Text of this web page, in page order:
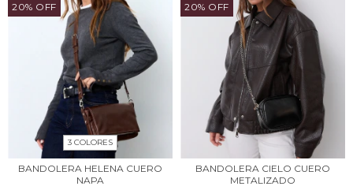
20% OFF
3 COLORES
BANDOLERA HELENA CUERO
NAPA
20% OFF
BANDOLERA CIELO CUERO
METALIZADO